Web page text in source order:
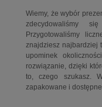
Wiemy, że wybór
zdecydowaliśmy
Przygotowaliśmy
znajdziesz najbardziej
upominek
rozwiązanie, dzięki
to, czego szukasz.
zapakowane i